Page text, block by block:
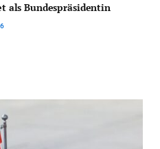
als Bundespräsidentin